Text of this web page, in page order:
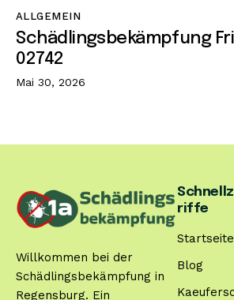
ALLGEMEIN
Schädlingsbekämpfung
02742
Mai 30, 2026
Willkommen bei der
Schädlingsbekämpfung in
Regensburg. Ein
riffe
Startseite
Blog